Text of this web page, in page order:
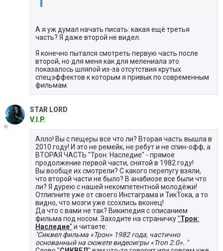
А я уж думал начать писать: какая ещё третья
часть? Я даже второй не видел.
Я конечно пытался смотреть первую часть после
второй, но для меня как для мелениала это
показалось шляпой из-за отсутствия крутых
спецэффектов к которым я привык по современным
фильмам.
STAR LORD
V.I.P.
Алло! Вы с пещеры все что ли? Вторая часть вышла в
2010 году! И это не ремейк, не ребут и не спин-офф, а
ВТОРАЯ ЧАСТЬ "Трон: Наследие" - прямое
продолжение первой части, снятой в 1982 году!
Вы вообще их смотрели? С какого перепугу взяли,
что второй части не было? В анабиозе все были что
ли? Я дурею с нашей некомпетентной молодёжи!
Отлипните уже от своего Инстаграма и ТикТока, а то
видно, что мозги уже ссохлись вконец!
Да что с вами не так? Википедия с описанием
фильма под носом. Заходите на страничку"Трон:
Наследие" и читаете:
"Сиквел фильма «Трон» 1982 года, частично
основанный на сюжете видеоигры «Tron 2.0». "